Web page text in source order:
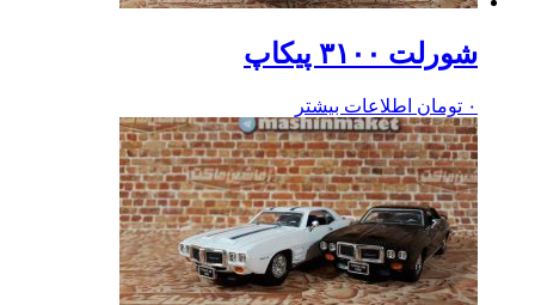
شورلت ۳۱۰۰ پیکاپ
۰ تومان اطلاعات بیشتر